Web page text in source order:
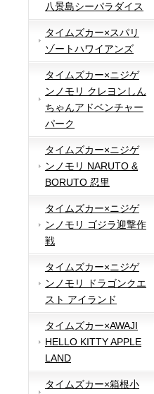
八景島シーパラダイス
タイムズカー×スパリ
ゾートハワイアンズ
タイムズカー×ニジゲ
ンノモリ クレヨンしん
ちゃんアドベンチャー
パーク
タイムズカー×ニジゲ
ンノモリ NARUTO &
BORUTO 忍里
タイムズカー×ニジゲ
ンノモリ ゴジラ迎撃作
戦
タイムズカー×ニジゲ
ンノモリ ドラゴンクエ
スト アイランド
タイムズカー×AWAJI
HELLO KITTY APPLE
LAND
タイムズカー×箱根小